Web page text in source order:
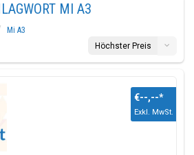
MI A3
Mi A3
Höchster Preis
€--,--*
Exkl. MwSt.